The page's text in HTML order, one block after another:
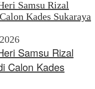
Samsu Rizal
Calon Kades